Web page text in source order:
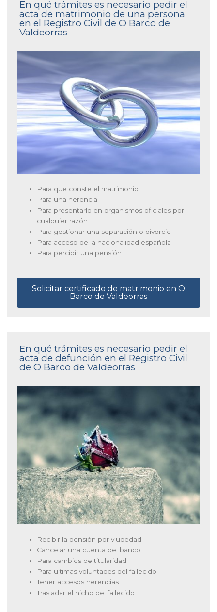
En qué trámites es necesario pedir el
acta de matrimonio de una persona
en el Registro Civil de O Barco de
Valdeorras
Para que conste el matrimonio
Para una herencia
Para presentarlo en organismos oficiales por
cualquier razón
Para gestionar una separación o divorcio
Para acceso de la nacionalidad española
Para percibir una pensión
Solicitar certificado de matrimonio en O
Barco de Valdeorras
En qué trámites es necesario pedir el
acta de defunción en el Registro Civil
de O Barco de Valdeorras
Recibir la pensión por viudedad
Cancelar una cuenta del banco
Para cambios de titularidad
Para ultimas voluntades del fallecido
Tener accesos herencias
Trasladar el nicho del fallecido